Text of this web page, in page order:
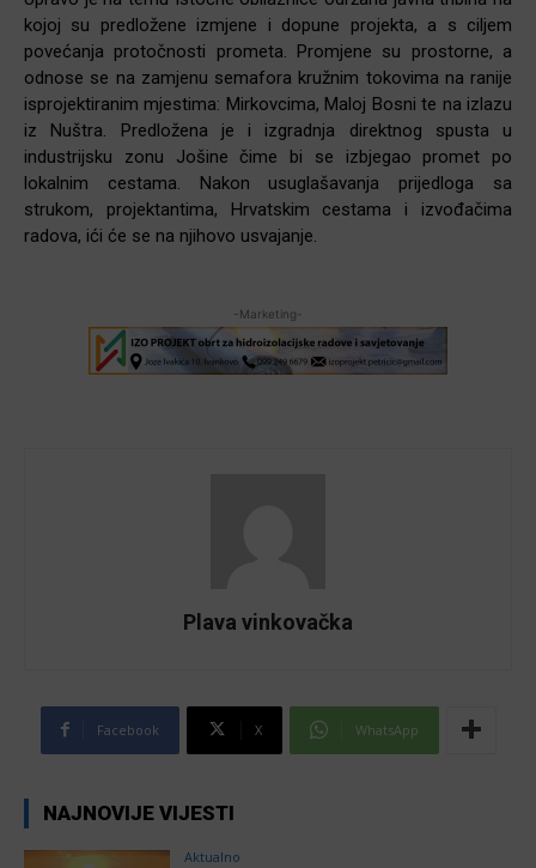
kojoj su predložene izmjene i dopune projekta, a s ciljem
povećanja protočnosti prometa. Promjene su prostorne, a
odnose se na zamjenu semafora kružnim tokovima na ranije
isprojektiranim mjestima: Mirkovcima, Maloj Bosni te na izlazu
iz Nuštra. Predložena je i izgradnja direktnog spusta u
industrijsku zonu Jošine čime bi se izbjegao promet po
lokalnim cestama. Nakon usuglašavanja prijedloga sa
strukom, projektantima, Hrvatskim cestama i izvođačima
radova, ići će se na njihovo usvajanje.
-Marketing-
Plava vinkovačka
Facebook X WhatsApp
NAJNOVIJE VIJESTI
Aktualno